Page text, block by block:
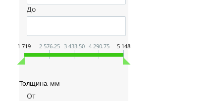
До
1 719 2 576.25 3 433.50 4 290.75 5 148
Толщина, мм
От